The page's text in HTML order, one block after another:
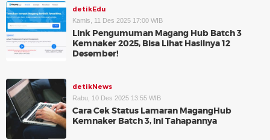
detikEdu
Kamis, 11 Des 2025 17:00 WIB
Link Pengumuman Magang Hub Batch 3
Kemnaker 2025, Bisa Lihat Hasilnya 12
Desember!
detikNews
Rabu, 10 Des 2025 13:55 WIB
Cara Cek Status Lamaran MagangHub
Kemnaker Batch 3, Ini Tahapannya